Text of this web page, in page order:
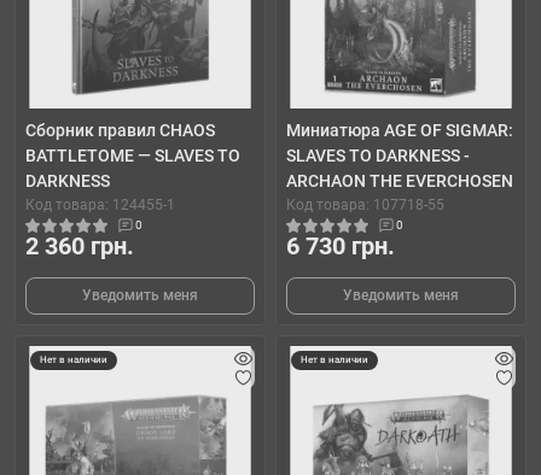
Сборник правил CHAOS
BATTLETOME — SLAVES TO
DARKNESS
Код товара: 124455-1
0
2 360 грн.
Уведомить меня
Миниатюра AGE OF SIGMAR:
SLAVES TO DARKNESS -
ARCHAON THE EVERCHOSEN
Код товара: 107718-55
0
6 730 грн.
Уведомить меня
Нет в наличии Нет в наличии